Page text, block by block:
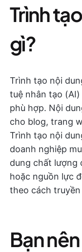
Trình
gì?
Trình tạo nội
tuệ nhân tạo
phù hợp. Nội
cho blog, trang
Trình tạo nội
doanh nghiệp
dung chất lượng
hoặc nguồn lực
theo cách
Bạn